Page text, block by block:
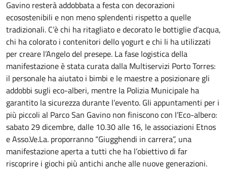
Gavino resterà addobbata a festa con decorazioni
ecosostenibili e non meno splendenti rispetto a quelle
tradizionali. C’è chi ha ritagliato e decorato le bottiglie d’acqua,
chi ha colorato i contenitori dello yogurt e chi li ha utilizzati
per creare l’Angelo del presepe. La fase logistica della
manifestazione è stata curata dalla Multiservizi Porto Torres:
il personale ha aiutato i bimbi e le maestre a posizionare gli
addobbi sugli eco-alberi, mentre la Polizia Municipale ha
garantito la sicurezza durante l’evento. Gli appuntamenti per i
più piccoli al Parco San Gavino non finiscono con l’Eco-albero:
sabato 29 dicembre, dalle 10.30 alle 16, le associazioni Etnos
e Asso.Ve.La. proporranno “Giugghendi in carrera”, una
manifestazione aperta a tutti che ha l’obiettivo di far
riscoprire i giochi più antichi anche alle nuove generazioni.